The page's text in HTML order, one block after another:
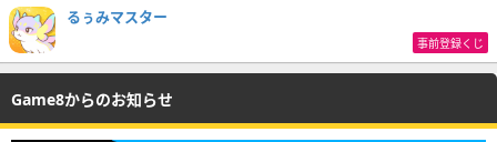
るぅみマスター
事前登録くじ
Game8からのお知らせ